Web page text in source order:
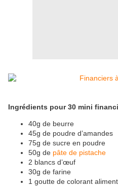
Ingrédients pour 30 mini
40g de beurre
45g de poudre d’amandes
75g de sucre en poudre
50g de pâte de pistache
2 blancs d’œuf
30g de farine
1 goutte de colorant